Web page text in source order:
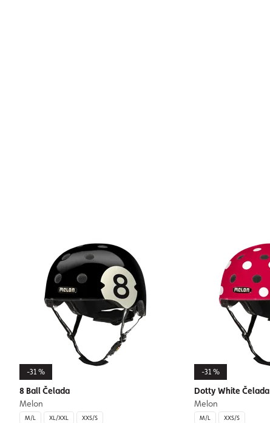
-31 %
8 Ball Čelada
Melon
M/L XL/XXL XXS/S
-31 %
Dotty White Čelada
Melon
M/L XXS/S